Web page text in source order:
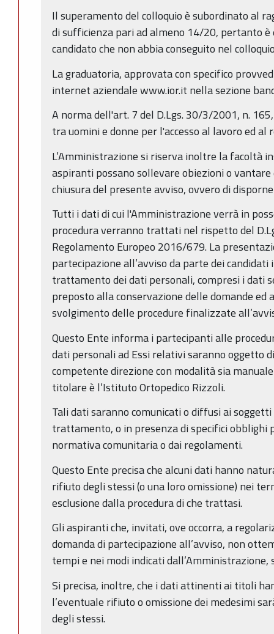
Il superamento del colloquio è subordinato al
di sufficienza pari ad almeno 14/20, pertanto è
candidato che non abbia conseguito nel
La graduatoria, approvata con specifico
internet aziendale www.ior.it nella sezione
A norma dell'art. 7 del D.Lgs. 30/3/2001, n.
tra uomini e donne per l'accesso al lavoro ed
L’Amministrazione si riserva inoltre la facoltà
aspiranti possano sollevare obiezioni o
chiusura del presente avviso, ovvero di
Tutti i dati di cui l'Amministrazione verrà in
procedura verranno trattati nel rispetto del
Regolamento Europeo 2016/679. La
partecipazione all’avviso da parte dei candidati
trattamento dei dati personali, compresi i dati
preposto alla conservazione delle domande
svolgimento delle procedure finalizzate
Questo Ente informa i partecipanti alle
dati personali ad Essi relativi saranno oggetto
competente direzione con modalità sia
titolare è l’Istituto Ortopedico Rizzoli.
Tali dati saranno comunicati o diffusi ai
trattamento, o in presenza di specifici obblighi
normativa comunitaria o dai regolamenti.
Questo Ente precisa che alcuni dati hanno
rifiuto degli stessi (o una loro omissione) nei
esclusione dalla procedura di che trattasi.
Gli aspiranti che, invitati, ove occorra, a
domanda di partecipazione all’avviso, non
tempi e nei modi indicati dall’Amministrazione,
Si precisa, inoltre, che i dati attinenti ai titoli
l’eventuale rifiuto o omissione dei medesimi
degli stessi.